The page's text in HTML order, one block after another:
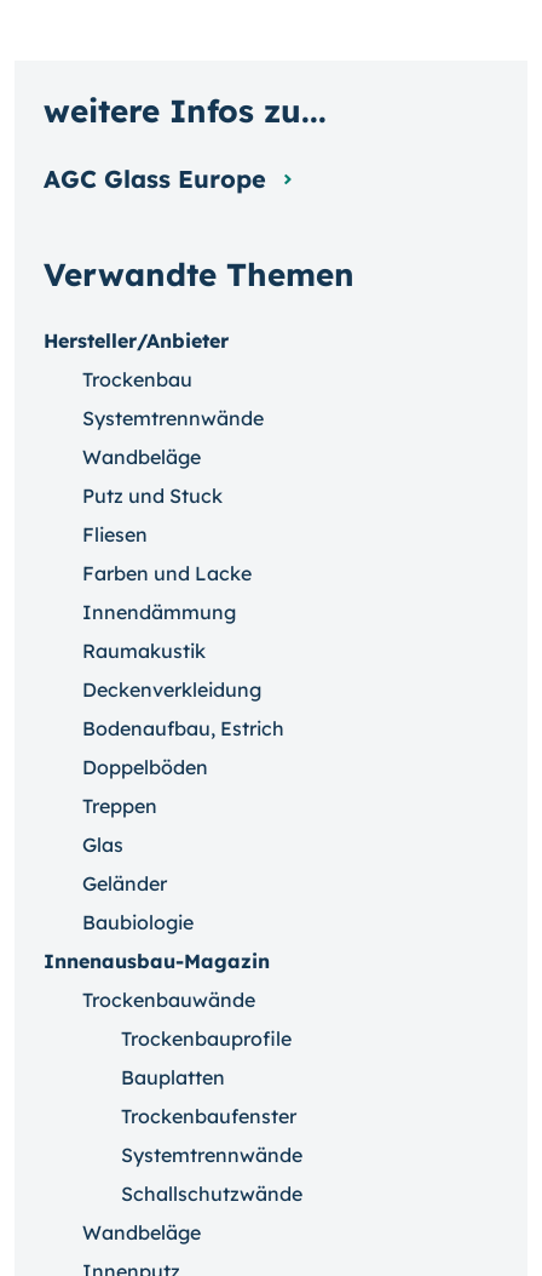
Verwandte Themen
Hersteller/Anbieter
Trockenbau
Systemtrennwände
Wandbeläge
Putz und Stuck
Fliesen
Farben und Lacke
Innendämmung
Raumakustik
Deckenverkleidung
Bodenaufbau, Estrich
Doppelböden
Treppen
Glas
Geländer
Baubiologie
Innenausbau-Magazin
Trockenbauwände
Trockenbauprofile
Bauplatten
Trockenbaufenster
Systemtrennwände
Schallschutzwände
Wandbeläge
weitere Infos zu...
AGC Glass Europe